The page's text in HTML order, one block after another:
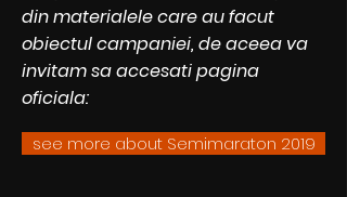
din materialele care au facut
obiectul campaniei, de aceea va
invitam sa accesati pagina
oficiala:
see more about Semimaraton 2019